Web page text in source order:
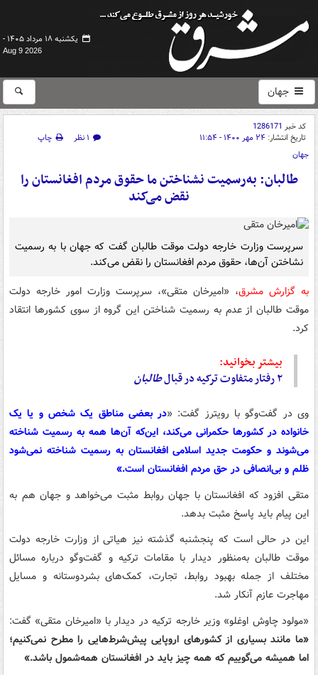
یکشنبه ۱۸ مرداد ۱۴۰۵ -
Aug 9 2026
جهان
کد خبر 1286171
تاریخ انتشار: ۲۴ مهر ۱۴۰۰ - ۱۱:۵۴ ۱ نظر
چاپ
جهان
طالبان: به‌رسمیت نشناختن ما حقوق مردم افغانستان را
نقض می‌کند
سرپرست وزارت خارجه دولت موقت طالبان گفت که جهان با به رسمیت
نشاختن آن‌ها، حقوق مردم افغانستان را نقض می‌کند.
به گزارش مشرق، «امیرخان متقی»، سرپرست وزارت امور خارجه‌ دولت
موقت طالبان از عدم به رسمیت شناختن این گروه از سوی کشورها انتقاد
کرد.
بیشتر بخوانید:
۲ رفتار متفاوت ترکیه در قبال
طالبان
وی در گفت‌وگو با رویترز گفت: «در بعضی مناطق یک شخص و یا یک
خانواده در کشورها حکمرانی می‌کند، این‌که آن‌ها همه به رسمیت شناخته
می‌شوند و حکومت جدید اسلامی افغانستان به رسمیت شناخته نمی‌شود
ظلم و بی‌انصافی در حق مردم افغانستان است.»
متقی افزود که افغانستان با جهان روابط مثبت می‌خواهد و جهان هم به
این پیام باید پاسخ مثبت بدهد.
این در حالی است که پنجشنبه گذشته نیز هیاتی از وزارت خارجه دولت
موقت طالبان به‌منظور دیدار با مقامات ترکیه و گفت‌وگو درباره مسائل
مختلف از جمله بهبود روابط، تجارت، کمک‌های بشردوستانه و مسایل
مهاجرت عازم آنکار شد.
«مولود چاوش اوغلو» وزیر خارجه ترکیه در دیدار با «امیرخان متقی» گفت:
«ما مانند بسیاری از کشورهای اروپایی پیش‌شرط‌هایی را مطرح نمی‌کنیم؛
اما همیشه می‌گوییم که همه چیز باید در افغانستان همه‌شمول باشد.»